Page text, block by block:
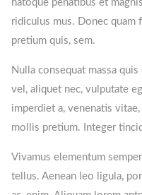
natoque penatibus et
ridiculus mus. Donec quam
pretium quis, sem.
Nulla consequat massa
vel, aliquet nec, vulputate
imperdiet a, venenatis
mollis pretium. Integer
Vivamus elementum
tellus. Aenean leo ligula,